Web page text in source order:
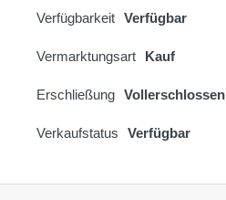
Verfügbarkeit Verfügbar
Vermarktungsart Kauf
Erschließung Vollerschlossen
Verkaufstatus Verfügbar